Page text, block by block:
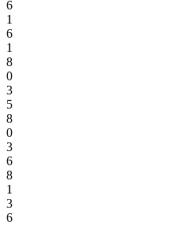
6
1
6
1
8
0
3
5
8
0
3
6
8
1
3
6